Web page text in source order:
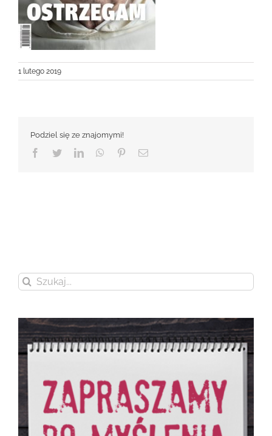
1 lutego 2019
Podziel się ze znajomymi!
Facebook
TwitterLinkedInWhatsApp
PinterestEmail
Szukaj